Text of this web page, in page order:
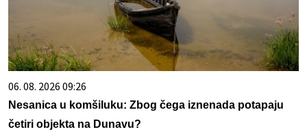
06. 08. 2026 09:26
Nesanica u komšiluku: Zbog čega iznenada potapaju
četiri objekta na Dunavu?